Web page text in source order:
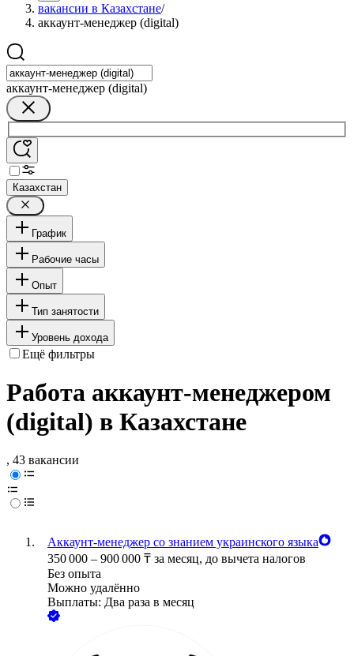
вакансии в Казахстане/
аккаунт-менеджер (digital)
аккаунт-менеджер (digital)
Казахстан
График
Рабочие часы
Опыт
Тип занятости
Уровень дохода
Ещё фильтры
Работа аккаунт-менеджером
(digital) в Казахстане
, 43 вакансии
Аккаунт-менеджер со знанием украинского языка
350 000 – 900 000 ₸ за месяц, до вычета налогов
Без опыта
Можно удалённо
Выплаты: Два раза в месяц